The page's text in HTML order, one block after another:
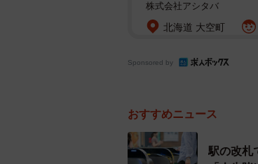
株式会社アシタバ
北海道 大空町
Sponsored by
おすすめニュース
駅の改札